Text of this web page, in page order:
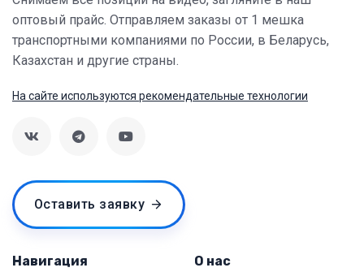
оптовый прайс. Отправляем заказы от 1 мешка
транспортными компаниями по России, в Беларусь,
Казахстан и другие страны.
На сайте используются рекомендательные технологии
Оставить заявку
Навигация О нас